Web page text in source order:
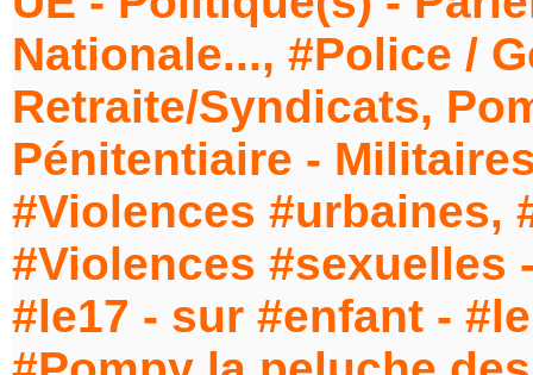
Nationale..., #Police /
Retraite/Syndicats,
Pénitentiaire -
#Violences #urbaines,
#Violences #sexuelles
#le17 - sur #enfant -